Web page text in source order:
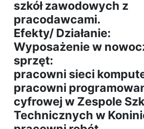
szkół zawodowych z
pracodawcami.
Efekty/ Działanie:
Wyposażenie w
sprzęt:
pracowni sieci
pracowni
cyfrowej w Zespole
Technicznych w